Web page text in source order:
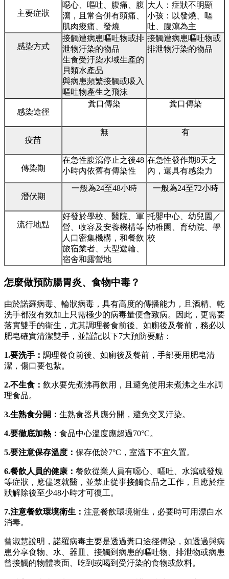
主要症狀
噁心、嘔吐、腹痛、腹
瀉，且常合併有頭痛、
肌肉痠痛、發燒
大人：症狀不明顯
小孩：以發燒、嘔
吐、腹瀉為主
感染方式
接觸遭病患嘔吐物或排
泄物汙染的物品
生食受汙染水域生產的
貝類水產品
與病患頻繁接觸或吸入
嘔吐物產生之飛沫
接觸遭病患嘔吐物或
排泄物汙染的物品
感染途徑
糞口傳染 糞口傳染
疫苗
無 有
傳染期
在急性腹瀉停止之後48
小時內依舊有傳染性
在急性發作期8天之
內，還具有感染力
潛伏期
一般為24至48小時 一般為24至72小時
流行地點
好發於學校、醫院、軍
營、收容及安養機構等
人口密集機構，和餐飲
旅宿業者、大型遊輪、
宿舍和露營地
托嬰中心、幼兒園／
幼稚園、育幼院、學
校
怎麼做預防腸胃炎、食物中毒？
由於諾羅病毒、輪狀病毒，具有高度的傳播能力，且酒精、乾
洗手都沒有效加上只需極少的病毒量便會致病。因此，更需要
落實雙手的衛生，尤其調理餐食前後、如廁後及餐前，務必以
肥皂確實清潔雙手，並謹記以下7大預防要點：
1.要洗手： 調理餐食前後、如廁後及餐前，手部要用肥皂清
潔，傷口要包紮。
2.不生食： 飲水要先煮沸再飲用，且避免使用未煮沸之生水調
理食品。
3.生熟食分開： 生熟食器具應分開，避免交叉汙染。
4.要徹底加熱： 食品中心溫度應超過70°C。
5.要注意保存溫度： 保存低於7°C，室溫下不宜久置。
6.餐飲人員的健康： 餐飲從業人員有噁心、嘔吐、水瀉或發燒
等症狀，應儘速就醫，並禁止從事接觸食品之工作，且應於症
狀解除後至少48小時才可復工。
7.注意餐飲環境衛生： 注意餐飲環境衛生，必要時可用漂白水
消毒。
曾淑慧說明，諾羅病毒主要是透過糞口途徑傳染，如透過與病
患分享食物、水、器皿、接觸到病患的嘔吐物、排泄物或病患
曾接觸的物體表面、吃到或喝到受汙染的食物或飲料。